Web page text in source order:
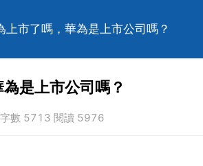
上市了嗎，華為是上市公司嗎？
是上市公司嗎？
數 5713 閱讀 5976